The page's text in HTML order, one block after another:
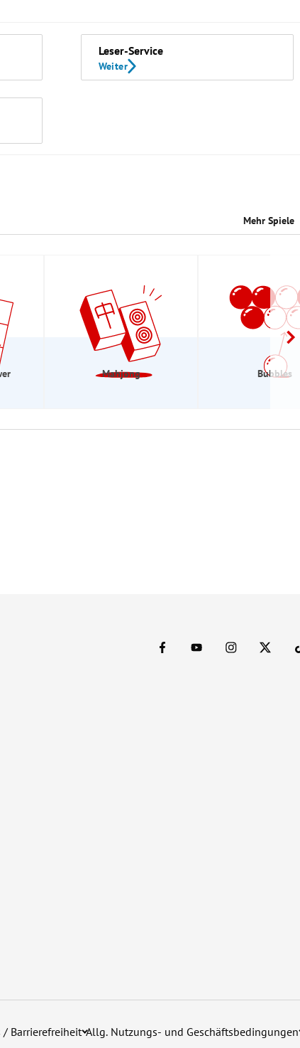
Leser-Service
Weiter
Mehr Spiele
Mahjong Bubbles
/ Barrierefreiheit Allg. Nutzungs- und Geschäftsbedingungen